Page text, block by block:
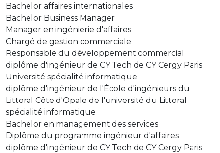
Bachelor affaires internationales
Bachelor Business Manager
Manager en ingénierie d'affaires
Chargé de gestion commerciale
Responsable du développement commercial
diplôme d'ingénieur de CY Tech de CY Cergy Paris
Université spécialité informatique
diplôme d'ingénieur de l'École d'ingénieurs du
Littoral Côte d'Opale de l'université du Littoral
spécialité informatique
Bachelor en management des services
Diplôme du programme ingénieur d'affaires
diplôme d'ingénieur de CY Tech de CY Cergy Paris